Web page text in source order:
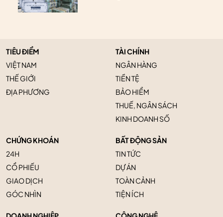
TIÊU ĐIỂM
VIỆT NAM
THẾ GIỚI
ĐỊA PHƯƠNG
TÀI CHÍNH
NGÂN HÀNG
TIỀN TỆ
BẢO HIỂM
THUẾ, NGÂN SÁCH
KINH DOANH SỐ
CHỨNG KHOÁN
24H
CỔ PHIẾU
GIAO DỊCH
GÓC NHÌN
BẤT ĐỘNG SẢN
TIN TỨC
DỰ ÁN
TOÀN CẢNH
TIỆN ÍCH